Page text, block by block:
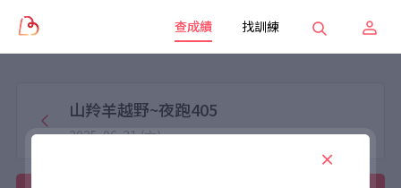
查成績 找訓練
山羚羊越野~夜跑405
2025-06-21 (六)